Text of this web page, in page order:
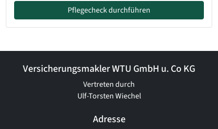
Pflegecheck durchführen
Versicherungsmakler WTU GmbH u. Co KG
Vertreten durch
Ulf-Torsten Wiechel
Adresse